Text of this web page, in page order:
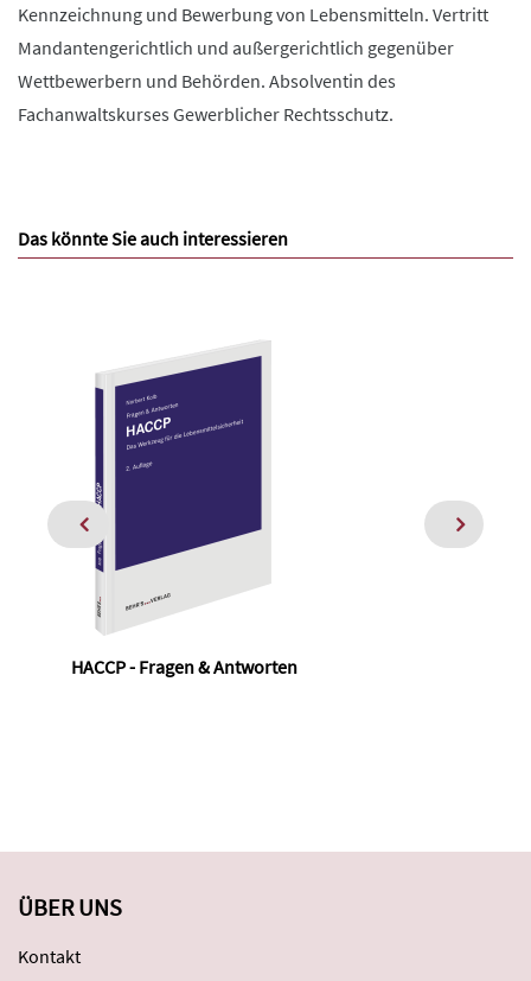
Kennzeichnung und Bewerbung von Lebensmitteln. Vertritt
Mandantengerichtlich und außergerichtlich gegenüber
Wettbewerbern und Behörden. Absolventin des
Fachanwaltskurses Gewerblicher Rechtsschutz.
Das könnte Sie auch interessieren
HACCP - Fragen & Antworten
ÜBER UNS
Kontakt